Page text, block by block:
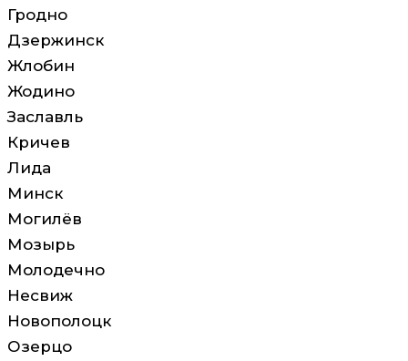
Гродно
Дзержинск
Жлобин
Жодино
Заславль
Кричев
Лида
Минск
Могилёв
Мозырь
Молодечно
Несвиж
Новополоцк
Озерцо